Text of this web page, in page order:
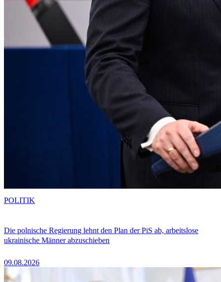
Die polnische Regierung lehnt den Plan der PiS ab, arbeitslose
ukrainische Männer abzuschieben
09.08.2026
POLITIK